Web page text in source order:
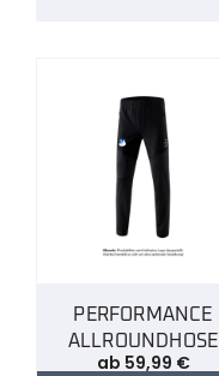
PERFORMANCE
ALLROUNDHOSE
ab 59,99 €